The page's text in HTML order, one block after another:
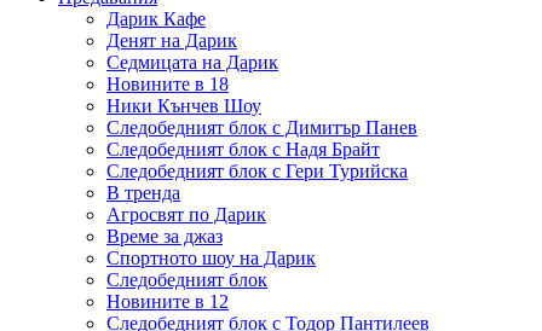
Дарик Кафе
Денят на Дарик
Седмицата на Дарик
Новините в 18
Ники Кънчев Шоу
Следобедният блок с Димитър Панев
Следобедният блок с Надя Брайт
Следобедният блок с Гери Турийска
В тренда
Агросвят по Дарик
Време за джаз
Спортното шоу на Дарик
Следобедният блок
Новините в 12
Следобедният блок с Тодор Пантилеев